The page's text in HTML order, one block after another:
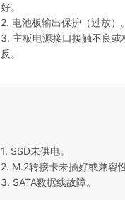
好。
2. 电池板输出保护（过放）
3. 主板电源接口接触不良或
反。
1. SSD未供电。
2. M.2转接卡未插好或兼容
3. SATA数据线故障。